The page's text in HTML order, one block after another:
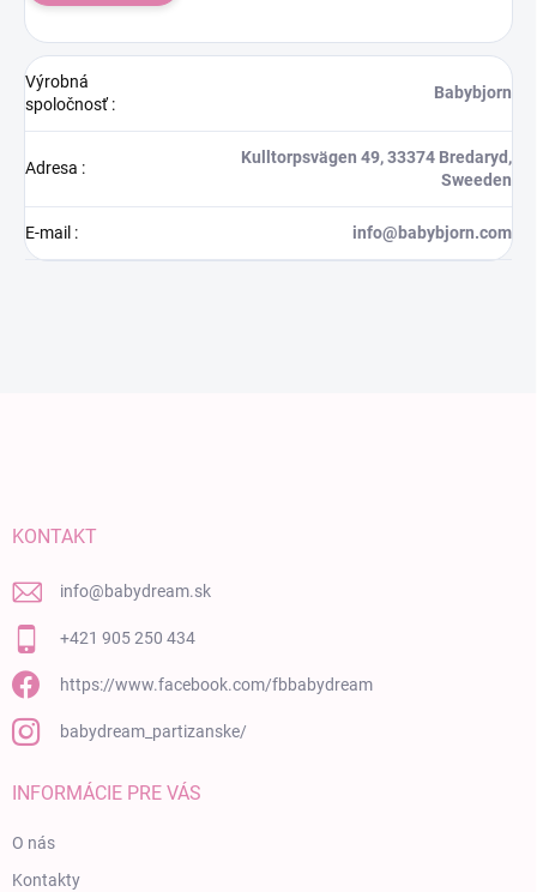
Výrobná
spoločnosť:
Babybjorn
Adresa :
Kulltorpsvägen 49, 33374 Bredaryd,
Sweeden
E-mail : info@babybjorn.com
KONTAKT
info@babydream.sk
+421 905 250 434
https://www.facebook.com/fbbabydream
babydream_partizanske/
INFORMÁCIE PRE VÁS
O nás
Kontakty